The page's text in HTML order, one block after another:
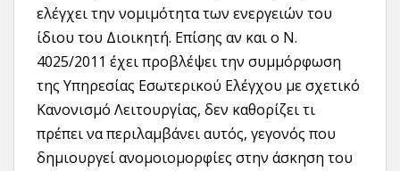
ελέγχει την νομιμότητα των ενεργειών του
ίδιου του Διοικητή. Επίσης αν και ο N.
4025/2011 έχει προβλέψει την συμμόρφωση
της Υπηρεσίας Εσωτερικού Ελέγχου με σχετικό
Κανονισμό Λειτουργίας, δεν καθορίζει τι
πρέπει να περιλαμβάνει αυτός, γεγονός που
δημιουργεί ανομοιομορφίες στην άσκηση του